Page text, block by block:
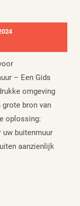
– Een Gids
omgeving
bron van
oplossing:
uw buitenmuur
aanzienlijk